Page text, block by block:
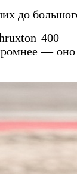
до
400
—